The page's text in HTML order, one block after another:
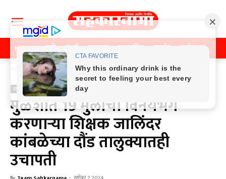
Home पुणे मुंबई महाराष्ट्र राजकीय क्राईम मनोरंजन
Home क्राईम
क्राईम
मुळशीत 19 मुलींचा विनयभंग
करणाऱ्या शिक्षक जालिंदर
कांबळेच्या दौंड तालुक्यातही
उचापती